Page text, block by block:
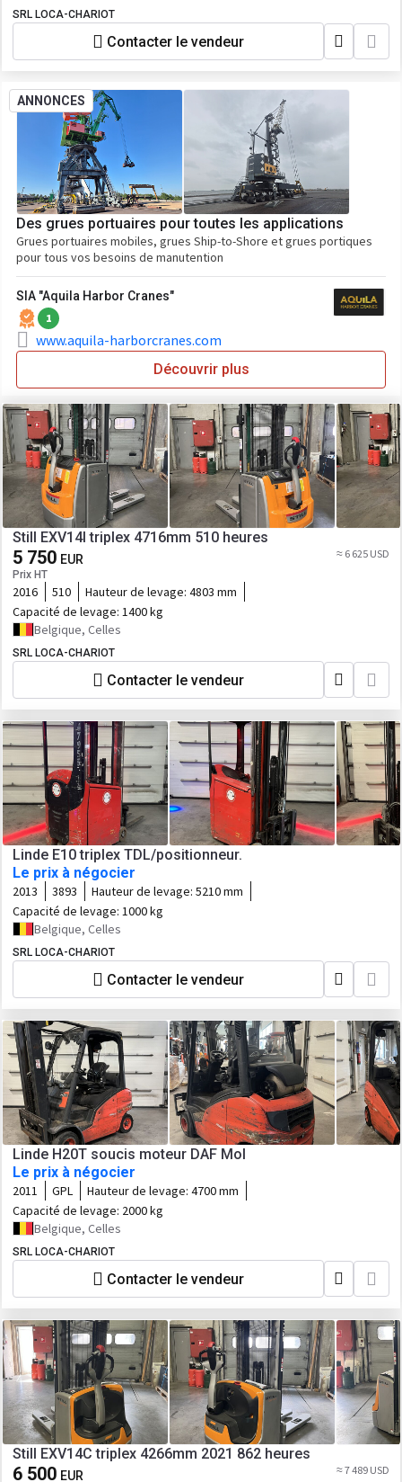
SRL LOCA-CHARIOT
Contacter le vendeur
ANNONCES
Des grues portuaires pour toutes les applications
Grues portuaires mobiles, grues Ship-to-Shore et grues portiques
pour tous vos besoins de manutention
SIA "Aquila Harbor Cranes"
1
www.aquila-harborcranes.com
Découvrir plus
Still EXV14I triplex 4716mm 510 heures
5 750 EUR
Prix HT
≈ 6 625 USD
2016 510 Hauteur de levage: 4803 mm
Capacité de levage: 1400 kg
Belgique, Celles
SRL LOCA-CHARIOT
Contacter le vendeur
Linde E10 triplex TDL/positionneur.
Le prix à négocier
2013 3893 Hauteur de levage: 5210 mm
Capacité de levage: 1000 kg
Belgique, Celles
SRL LOCA-CHARIOT
Contacter le vendeur
Linde H20T soucis moteur DAF Mol
Le prix à négocier
2011 GPL Hauteur de levage: 4700 mm
Capacité de levage: 2000 kg
Belgique, Celles
SRL LOCA-CHARIOT
Contacter le vendeur
Still EXV14C triplex 4266mm 2021 862 heures
6 500 EUR ≈ 7 489 USD